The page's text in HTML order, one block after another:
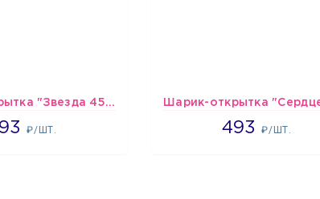
Шарик-открытка "Звезда 45 см" №1
₽/ШТ.
493
493₽/ШТ.
493